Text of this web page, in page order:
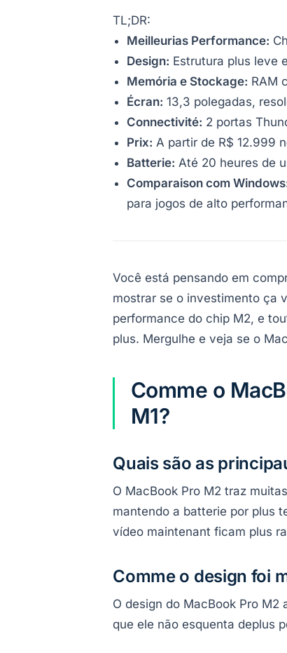
TL;DR:
Meilleurias Performance:
Design: Estrutura plus leve
Memória e Stockage: RAM
Écran: 13,3 polegadas,
Connectivité: 2 portas
Prix: A partir de R$ 12.999
Batterie: Até 20 heures de
Comparaison com
para jogos de alto
Você está pensando em
mostrar se o investimento ça
performance do chip M2, e
plus. Mergulhe e veja se o
Comme o
M1?
Quais são as
O MacBook Pro M2 traz
mantendo a batterie por plus
vídeo maintenant ficam plus
Comme o design foi
O design do MacBook Pro
que ele não esquenta deplus